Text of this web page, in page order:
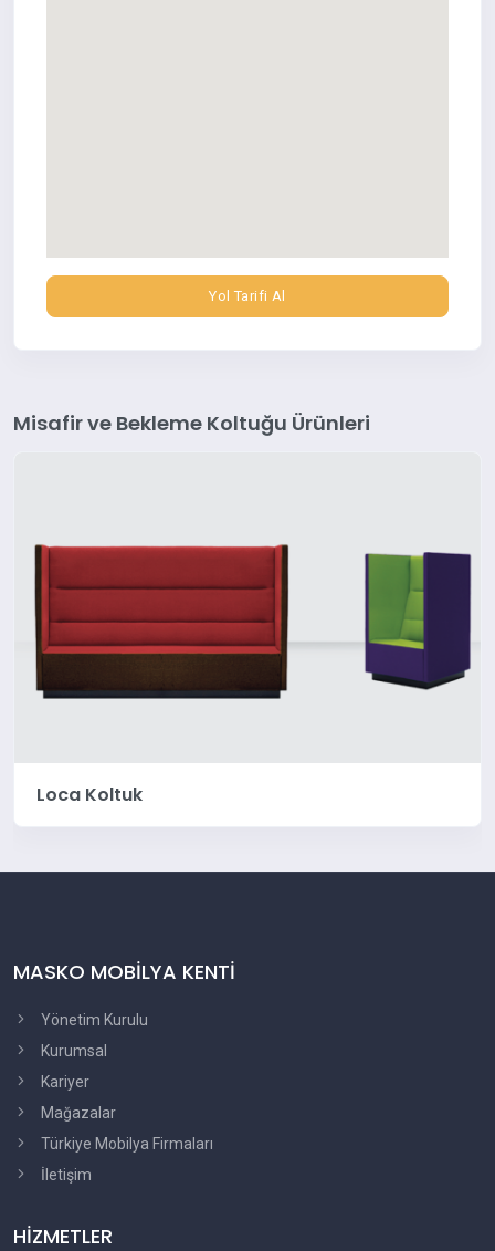
Yol Tarifi Al
Misafir ve Bekleme Koltuğu Ürünleri
Loca Koltuk
MASKO MOBİLYA KENTİ
Yönetim Kurulu
Kurumsal
Kariyer
Mağazalar
Türkiye Mobilya Firmaları
İletişim
HİZMETLER